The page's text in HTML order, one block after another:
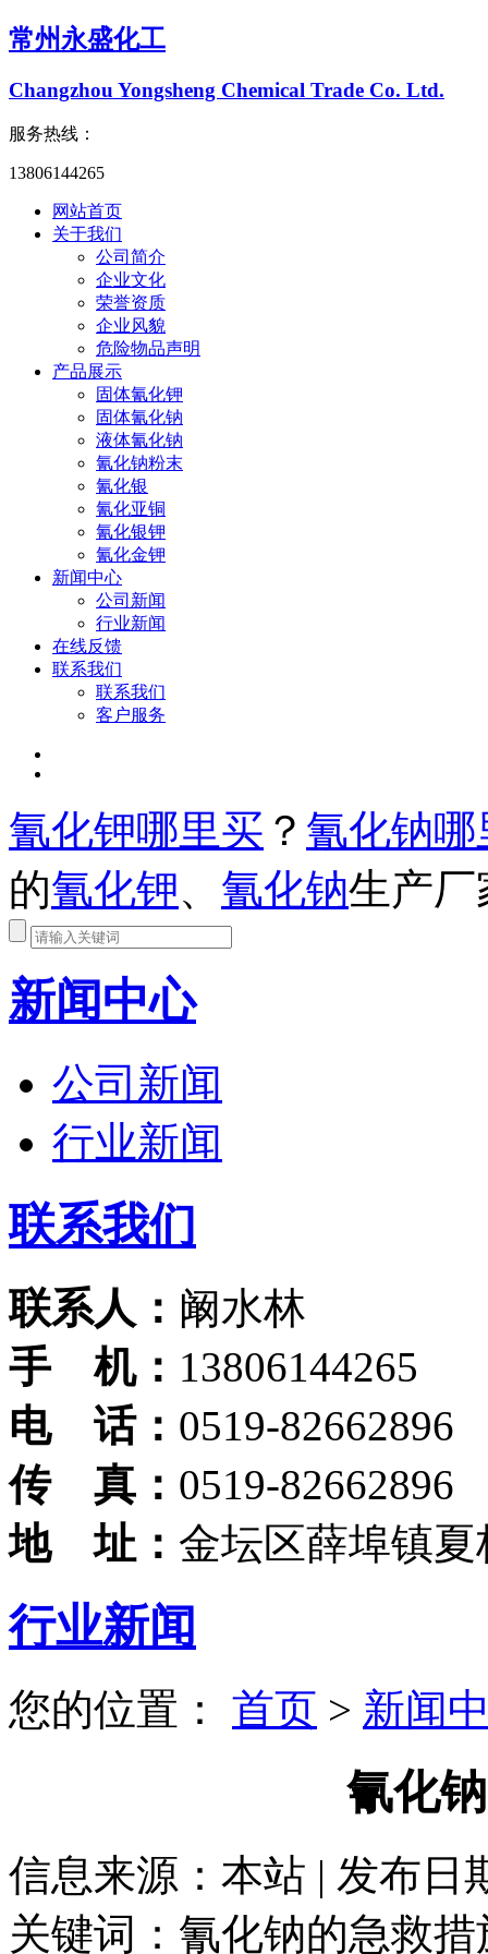
常州永盛化工
Changzhou Yongsheng Chemical Trade Co. Ltd.
服务热线：
13806144265
网站首页
关于我们
公司简介
企业文化
荣誉资质
企业风貌
危险物品声明
产品展示
固体氰化钾
固体氰化钠
液体氰化钠
氰化钠粉末
氰化银
氰化亚铜
氰化银钾
氰化金钾
新闻中心
公司新闻
行业新闻
在线反馈
联系我们
联系我们
客户服务
氰化钾哪里买 ？ 氰化钠哪
的氰化钾、 氰化钠生产厂
新闻中心
公司新闻
行业新闻
联系我们
联系人： 阚水林
手 机： 13806144265
电 话： 0519-82662896
传 真： 0519-82662896
地 址： 金坛区薛埠镇夏
行业新闻
您的位置： 首页 > 新闻
氰化
信息来源：本站 | 发布日
关键词：氰化钠的急救措